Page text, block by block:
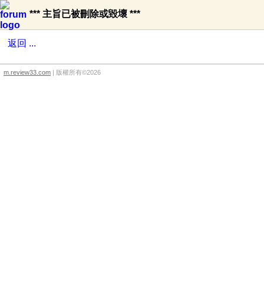
*** 主旨已被刪除或毀壞 ***
返回 ...
m.review33.com | 版權所有©2026